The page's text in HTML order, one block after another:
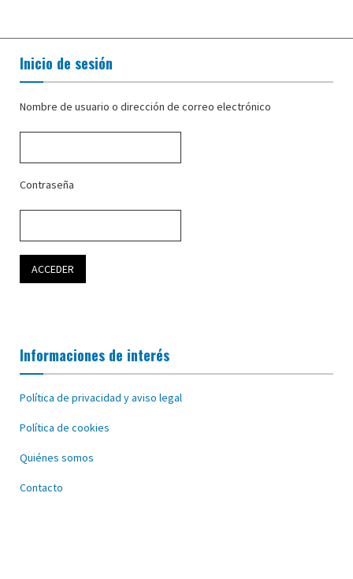
Inicio de sesión
Nombre de usuario o dirección de correo electrónico
Contraseña
Informaciones de interés
Política de privacidad y aviso legal
Política de cookies
Quiénes somos
Contacto